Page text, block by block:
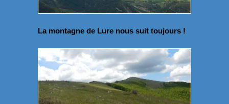
La montagne de Lure nous suit toujours !